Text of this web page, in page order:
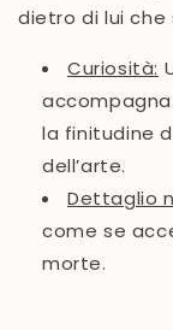
dietro di lui che
Curiosità:
la finitudine
dell’arte.
Dettaglio
come se
morte.